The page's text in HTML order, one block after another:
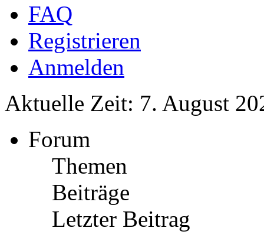
FAQ
Registrieren
Anmelden
Aktuelle Zeit: 7. August
Forum
Themen
Beiträge
Letzter Beitrag